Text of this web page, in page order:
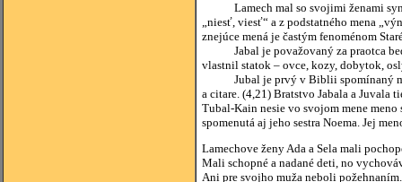
Lamech mal so svojimi ženami synov
„niesť, viesť“ a z podstatného mena
znejúce mená je častým fenoménom
Jabal je považovaný za praotca
vlastnil statok – ovce, kozy, dobytok,
Jubal je prvý v Biblii spomínaný
a citare. (4,21) Bratstvo Jabala a
Tubal-Kain nesie vo svojom mene
spomenutá aj jeho sestra Noema. Jej
Lamechove ženy Ada a Sela mali
Mali schopné a nadané deti, no
Ani pre svojho muža neboli